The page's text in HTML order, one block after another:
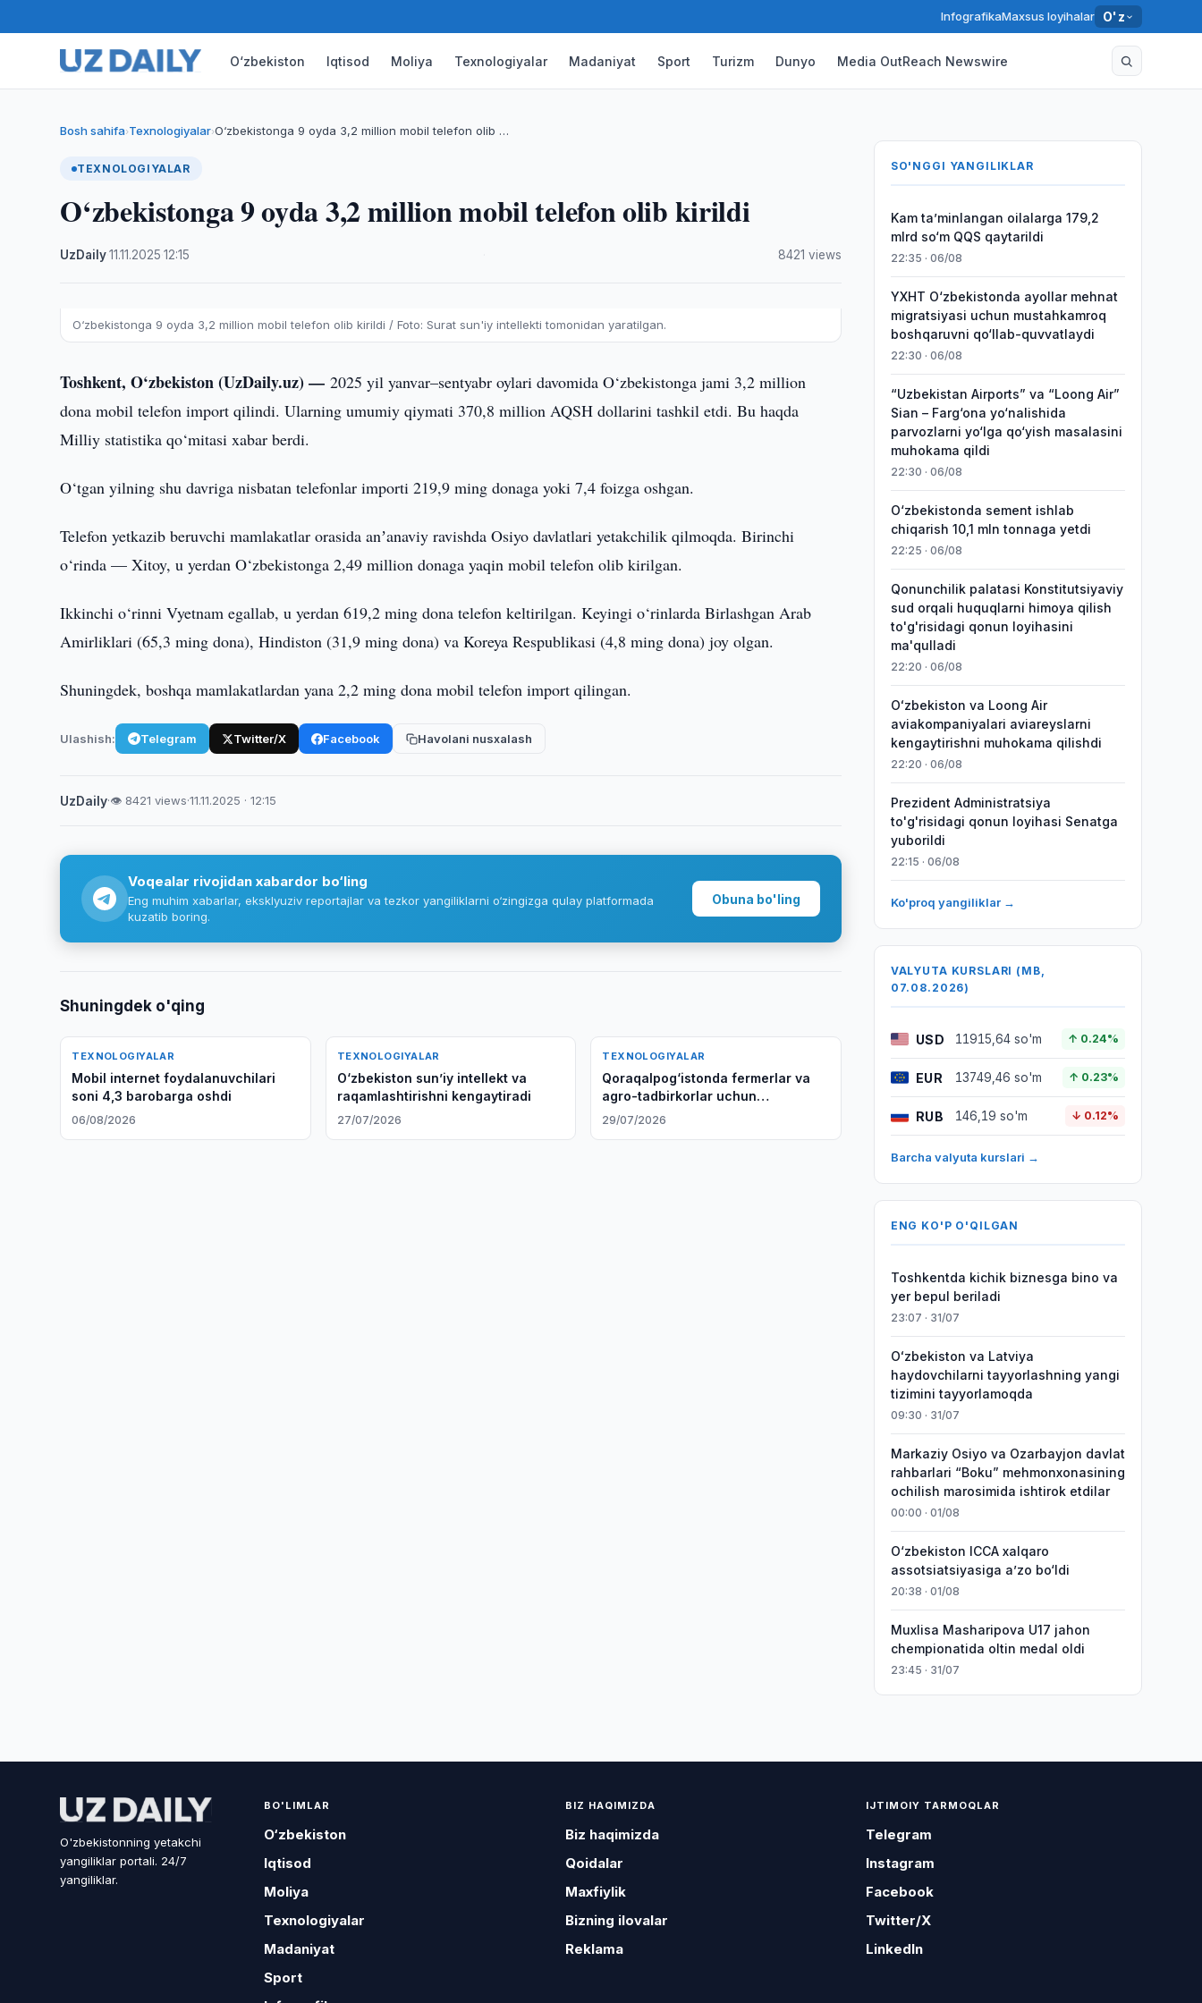
InfografikaMaxsus loyihalar O'z
O‘zbekiston Iqtisod Moliya Texnologiyalar Madaniyat Sport Turizm Dunyo Media OutReach Newswire
Bosh sahifa›Texnologiyalar›O‘zbekistonga 9 oyda 3,2 million mobil telefon olib …
TEXNOLOGIYALAR
O‘zbekistonga 9 oyda 3,2 million mobil telefon olib kirildi
UzDaily·11.11.2025 ·12:15 8421 views
O‘zbekistonga 9 oyda 3,2 million mobil telefon olib kirildi / Foto: Surat sun'iy intellekti tomonidan yaratilgan.
Toshkent, O‘zbekiston (UzDaily.uz) —2025 yil yanvar–sentyabr oylari davomida O‘zbekistonga jami 3,2 million
dona mobil telefon import qilindi. Ularning umumiy qiymati 370,8 million AQSH dollarini tashkil etdi. Bu haqda
Milliy statistika qo‘mitasi xabar berdi.
O‘tgan yilning shu davriga nisbatan telefonlar importi 219,9 ming donaga yoki 7,4 foizga oshgan.
Telefon yetkazib beruvchi mamlakatlar orasida anʼanaviy ravishda Osiyo davlatlari yetakchilik qilmoqda. Birinchi
o‘rinda — Xitoy, u yerdan O‘zbekistonga 2,49 million donaga yaqin mobil telefon olib kirilgan.
Ikkinchi o‘rinni Vyetnam egallab, u yerdan 619,2 ming dona telefon keltirilgan. Keyingi o‘rinlarda Birlashgan Arab
Amirliklari (65,3 ming dona), Hindiston (31,9 ming dona) va Koreya Respublikasi (4,8 ming dona) joy olgan.
Shuningdek, boshqa mamlakatlardan yana 2,2 ming dona mobil telefon import qilingan.
Ulashish: Telegram Twitter/X Facebook Havolani nusxalash
UzDaily·👁 8421 views·11.11.2025 · 12:15
Voqealar rivojidan xabardor bo‘ling
Eng muhim xabarlar, eksklyuziv reportajlar va tezkor yangiliklarni o‘zingizga qulay platformada
kuzatib boring.
Obuna bo'ling
Shuningdek o'qing
TEXNOLOGIYALAR
Mobil internet foydalanuvchilari
soni 4,3 barobarga oshdi
06/08/2026
TEXNOLOGIYALAR
O‘zbekiston sunʼiy intellekt va
raqamlashtirishni kengaytiradi
27/07/2026
TEXNOLOGIYALAR
Qoraqalpog‘istonda fermerlar va
agro-tadbirkorlar uchun
akselerator dasturi ishga tushiriladi
29/07/2026
SO'NGGI YANGILIKLAR
Kam taʼminlangan oilalarga 179,2
mlrd so‘m QQS qaytarildi
22:35 · 06/08
YXHT O‘zbekistonda ayollar mehnat
migratsiyasi uchun mustahkamroq
boshqaruvni qo‘llab-quvvatlaydi
22:30 · 06/08
“Uzbekistan Airports” va “Loong Air”
Sian – Farg‘ona yo‘nalishida
parvozlarni yo‘lga qo‘yish masalasini
muhokama qildi
22:30 · 06/08
O‘zbekistonda sement ishlab
chiqarish 10,1 mln tonnaga yetdi
22:25 · 06/08
Qonunchilik palatasi Konstitutsiyaviy
sud orqali huquqlarni himoya qilish
to'g'risidagi qonun loyihasini
ma'qulladi
22:20 · 06/08
Oʻzbekiston va Loong Air
aviakompaniyalari aviareyslarni
kengaytirishni muhokama qilishdi
22:20 · 06/08
Prezident Administratsiya
to'g'risidagi qonun loyihasi Senatga
yuborildi
22:15 · 06/08
Ko'proq yangiliklar →
VALYUTA KURSLARI (MB,
07.08.2026)
USD 11915,64 so'm ↑ 0.24%
EUR 13749,46 so'm ↑ 0.23%
RUB 146,19 so'm ↓ 0.12%
Barcha valyuta kurslari →
ENG KO'P O'QILGAN
Toshkentda kichik biznesga bino va
yer bepul beriladi
23:07 · 31/07
Oʻzbekiston va Latviya
haydovchilarni tayyorlashning yangi
tizimini tayyorlamoqda
09:30 · 31/07
Markaziy Osiyo va Ozarbayjon davlat
rahbarlari “Boku” mehmonxonasining
ochilish marosimida ishtirok etdilar
00:00 · 01/08
O‘zbekiston ICCA xalqaro
assotsiatsiyasiga aʼzo bo‘ldi
20:38 · 01/08
Muxlisa Masharipova U17 jahon
chempionatida oltin medal oldi
23:45 · 31/07
O'zbekistonning yetakchi
yangiliklar portali. 24/7
yangiliklar.
BO'LIMLAR
O‘zbekiston
Iqtisod
Moliya
Texnologiyalar
Madaniyat
Sport
BIZ HAQIMIZDA
Biz haqimizda
Qoidalar
Maxfiylik
Bizning ilovalar
Reklama
IJTIMOIY TARMOQLAR
Telegram
Instagram
Facebook
Twitter/X
LinkedIn